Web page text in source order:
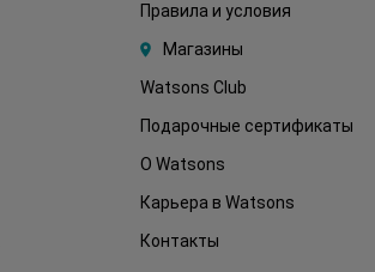
Правила и условия
Магазины
Watsons Club
Подарочные сертификаты
О Watsons
Карьера в Watsons
Контакты